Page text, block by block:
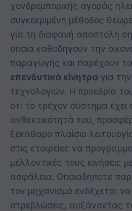
χονδρεμπορικής αγοράς
συγκεκριμένη μέθοδος
για τη διαφανή αποστολή
οποία καθοδηγούν την
παραγωγής και παρέχουν
επενδυτικά κίνητρα για
τεχνολογιών. Η προεδρία
ότι το τρέχον σύστημα έχει
ανθεκτικότητά του,
ξεκάθαρο πλαίσιο
στις εταιρείες να
μελλοντικές τους κινήσεις
ασφάλεια. Οποιαδήποτε
τον μηχανισμό ενδέχεται
στρεβλώσεις, αυξάνοντας